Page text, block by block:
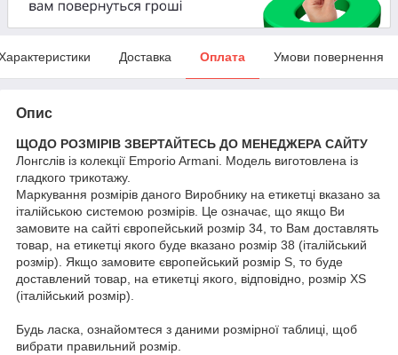
Доставка Оплата Умови повернення
Опис
ЩОДО РОЗМІРІВ ЗВЕРТАЙТЕСЬ ДО МЕНЕДЖЕРА САЙТУ
Лонгслів із колекції Emporio Armani. Модель виготовлена із
гладкого трикотажу.
Маркування розмірів даного Виробнику на етикетці вказано за
італійською системою розмірів. Це означає, що якщо Ви
замовите на сайті європейський розмір 34, то Вам доставлять
товар, на етикетці якого буде вказано розмір 38 (італійський
розмір). Якщо замовите європейський розмір S, то буде
доставлений товар, на етикетці якого, відповідно, розмір XS
(італійський розмір).
Будь ласка, ознайомтеся з даними розмірної таблиці, щоб
вибрати правильний розмір.